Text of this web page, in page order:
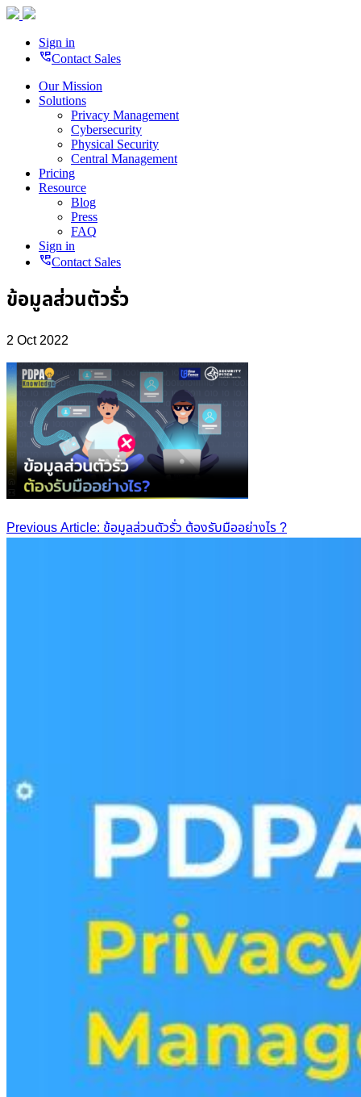
Sign in
perm_phone_msgContact Sales
Our Mission
Solutions
Privacy Management
Cybersecurity
Physical Security
Central Management
Pricing
Resource
Blog
Press
FAQ
Sign in
perm_phone_msgContact Sales
ข้อมูลส่วนตัวรั่ว
2 Oct 2022
Post
Previous Article: ข้อมูลส่วนตัวรั่ว ต้องรับมืออย่างไร ?